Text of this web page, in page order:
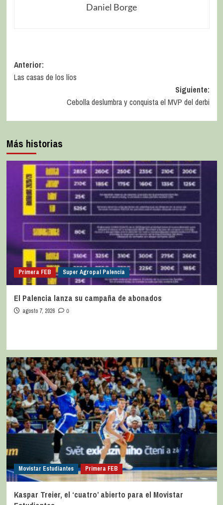
Daniel Borge
Anterior:
Las casas de los líos
Siguiente:
Cebolla deslumbra y conquista el MVP del derbi
Más historias
Primera FEB Super Agropal Palencia
El Palencia lanza su campaña de abonados
agosto 7, 2026 0
Movistar Estudiantes Primera FEB
Kaspar Treier, el ‘cuatro’ abierto para el Movistar